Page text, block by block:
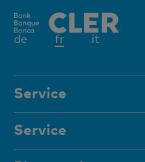
de frElément
it
Service
Aide et contact
Documents
Service
Digital Banking